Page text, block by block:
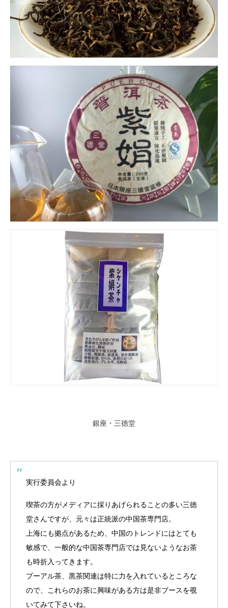
銀座・三徳堂
実行委員会より
喫茶の方がメディアに採りあげられることの多い三徳
堂さんですが、元々は正統派の中国茶専門店。
上海にも拠点があるため、中国のトレンドにはとても
敏感で、一般的な中国茶専門店では見ないようなお茶
も時折入ってきます。
プーアル茶、黒茶関連は特に力を入れているところな
ので、これらのお茶に興味がある方は是非ブースを覗
いてみて下さいね。